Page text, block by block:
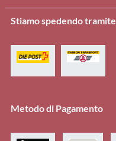
Stiamo spedendo tramite
Metodo di Pagamento